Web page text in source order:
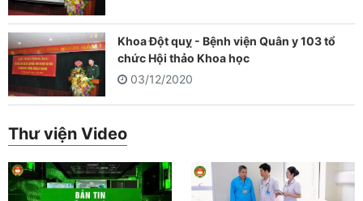
Khoa Đột quỵ - Bệnh viện Quân y 103 tổ
chức Hội thảo Khoa học
03/12/2020
Thư viện Video